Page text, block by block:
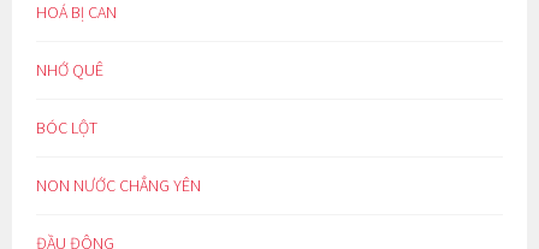
HOÁ BỊ CAN
NHỚ QUÊ
BÓC LỘT
NON NƯỚC CHẲNG YÊN
ĐẦU ĐÔNG